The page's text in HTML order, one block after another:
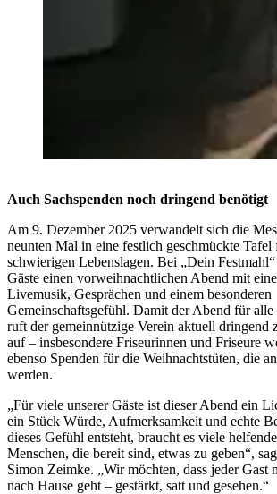
Auch Sachspenden noch dringend benötigt
Am 9. Dezember 2025 verwandelt sich die
neunten Mal in eine festlich geschmückte Tafel
schwierigen Lebenslagen. Bei „Dein
Gäste einen vorweihnachtlichen Abend mit
Livemusik, Gesprächen und einem besonderen
Gemeinschaftsgefühl. Damit der Abend für
ruft der gemeinnützige Verein aktuell dringend
auf – insbesondere Friseurinnen und Friseure
ebenso Spenden für die Weihnachtstüten, die
werden.
„Für viele unserer Gäste ist dieser Abend ein
ein Stück Würde, Aufmerksamkeit und echte
dieses Gefühl entsteht, braucht es viele
Menschen, die bereit sind, etwas zu geben“,
Simon Zeimke. „Wir möchten, dass jeder Gast
nach Hause geht – gestärkt, satt und gesehen.“